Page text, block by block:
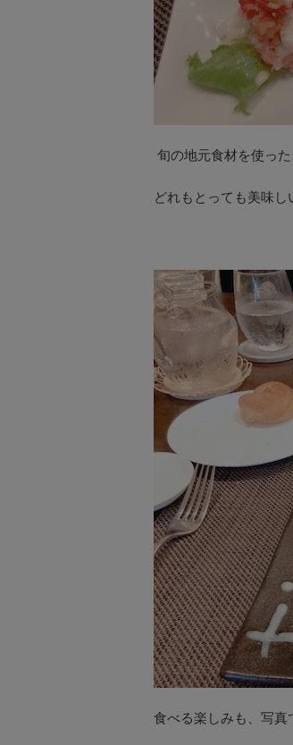
旬の地元食材を使った
どれもとっても美味し
食べる楽しみも、写真